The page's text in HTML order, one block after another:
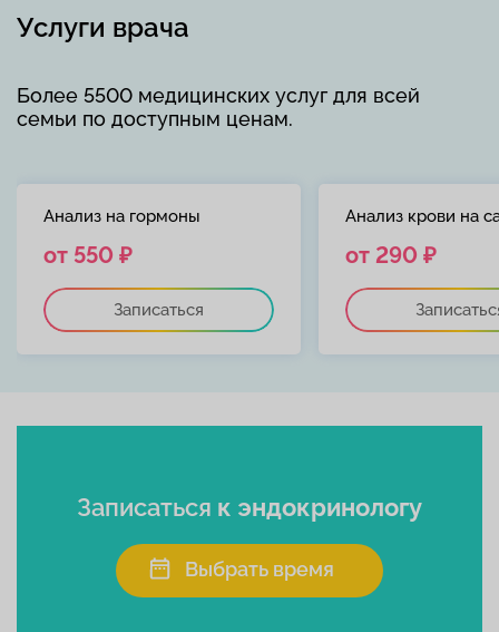
Услуги врача
Более 5500 медицинских услуг для всей
семьи по доступным ценам.
Анализ на гормоны
от 550 ₽
Записаться
Анализ крови на
от 290 ₽
Записаться к эндокринологу
Выбрать время